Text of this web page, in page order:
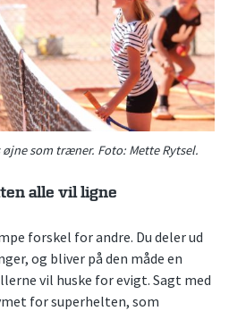
som træner. Foto: Mette Rytsel.
alle vil ligne
forskel for andre. Du deler ud
og bliver på den måde en
vil huske for evigt. Sagt med
for superhelten, som